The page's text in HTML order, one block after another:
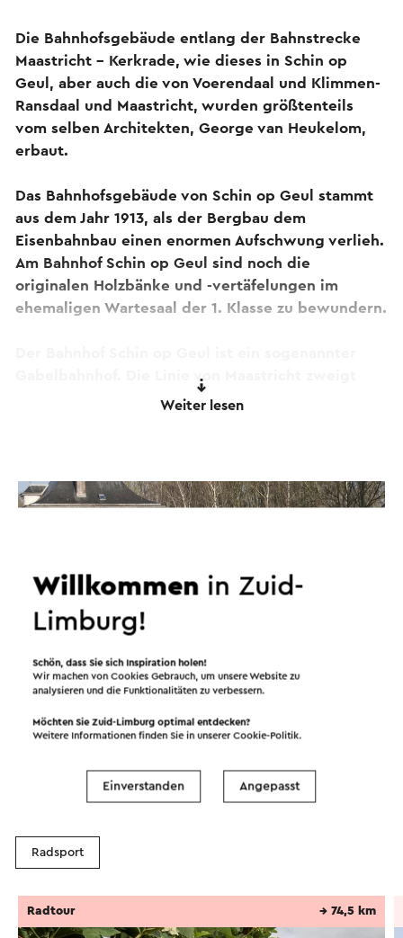
Die Bahnhofsgebäude entlang der Bahnstrecke
Maastricht - Kerkrade, wie dieses in Schin op
Geul, aber auch die von Voerendaal und Klimmen-
Ransdaal und Maastricht, wurden größtenteils
vom selben Architekten, George van Heukelom,
erbaut.
Das Bahnhofsgebäude von Schin op Geul stammt
aus dem Jahr 1913, als der Bergbau dem
Eisenbahnbau einen enormen Aufschwung verlieh.
Am Bahnhof Schin op Geul sind noch die
originalen Holzbänke und -vertäfelungen im
ehemaligen Wartesaal der 1. Klasse zu bewundern.
Gabelbahnhof. Die Linie von Maastricht zweigt
hier nach Kerkrade und nach Simpelveld ab. Ein
Übersetzungsdienstes automatisch übersetzt.
Weiter lesen
Routen in der Region
Radfahren Mountainbike Wandern
Radsport
Radtour → 74,5 km
Willkommen in Zuid-
Limburg!
Schön, dass Sie sich Inspiration holen!
Wir machen von Cookies Gebrauch, um unsere Website zu
analysieren und die Funktionalitäten zu verbessern.
Möchten Sie Zuid-Limburg optimal entdecken?
Weitere Informationen finden Sie in unsererCookie-Politik.
Einverstanden Angepasst